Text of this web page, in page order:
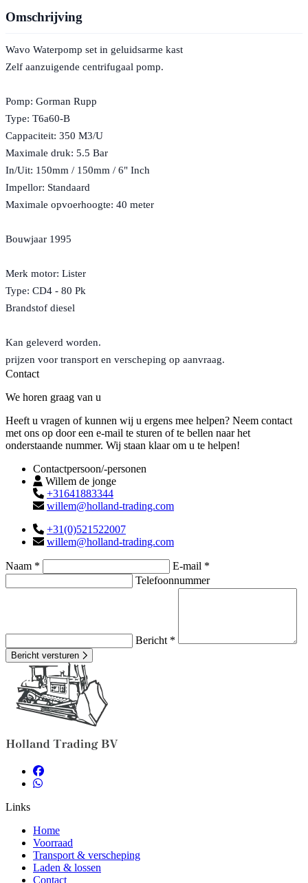
Omschrijving
Wavo Waterpomp set in geluidsarme kast
Zelf aanzuigende centrifugaal pomp.
Pomp: Gorman Rupp
Type: T6a60-B
Cappaciteit: 350 M3/U
Maximale druk: 5.5 Bar
In/Uit: 150mm / 150mm / 6" Inch
Impellor: Standaard
Maximale opvoerhoogte: 40 meter
Bouwjaar 1995
Merk motor: Lister
Type: CD4 - 80 Pk
Brandstof diesel
Kan geleverd worden.
prijzen voor transport en verscheping op aanvraag.
Contact
We horen graag van u
Heeft u vragen of kunnen wij u ergens mee helpen? Neem contact
met ons op door een e-mail te sturen of te bellen naar het
onderstaande nummer. Wij staan klaar om u te helpen!
Contactpersoon/-personen
Willem de jonge
+31641883344
willem@holland-trading.com
+31(0)521522007
willem@holland-trading.com
Naam *
E-mail *
Telefoonnummer
Bericht *
Bericht versturen
Links
Home
Voorraad
Transport & verscheping
Laden & lossen
Contact